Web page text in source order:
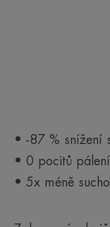
• -87 % snížení
• 0 pocitů
• 5x méně